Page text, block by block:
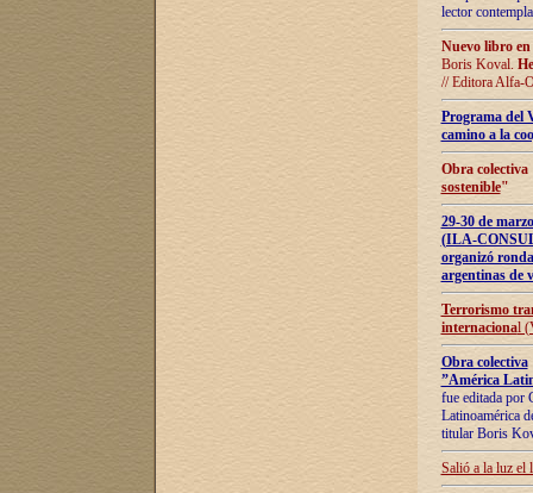
lector
Nuevo libro
Boris Koval.
// Editora Alfa-
Programa del
camino a la
Obra
sostenible"
29-30 de
(ILA-
organizó
argentinas de
Terrorismo
internacional
Obra colectiva
”América
fue editada por
Latinoamérica
titular Boris
Salió a la luz el